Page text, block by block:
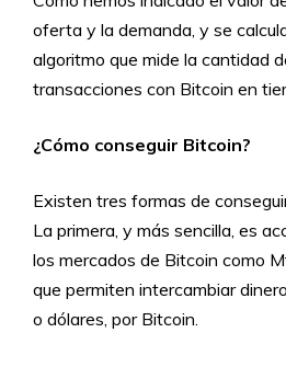
oferta y la demanda, y se
algoritmo que mide la cantidad
transacciones con Bitcoin en
¿Cómo conseguir Bitcoin?
Existen tres formas de
La primera, y más sencilla, es
los mercados de Bitcoin como
que permiten intercambiar
o dólares, por Bitcoin.